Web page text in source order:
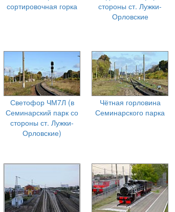
сортировочная горка
стороны ст. Лужки-
Орловские
Светофор ЧМ7Л (в
Семинарский парк со
стороны ст. Лужки-
Орловские)
Чётная горловина
Семинарского парка